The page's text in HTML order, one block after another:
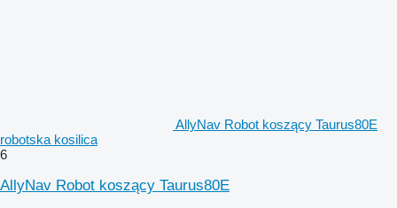
AllyNav Robot koszący Taurus80E
robotska kosilica
6
AllyNav Robot koszący Taurus80E